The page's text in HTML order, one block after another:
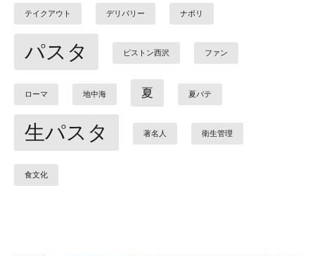
テイクアウト デリバリー ナポリ
パスタ ピストン西沢 ファン
ローマ 地中海 夏 夏バテ
生パスタ 著名人 衛生管理
食文化